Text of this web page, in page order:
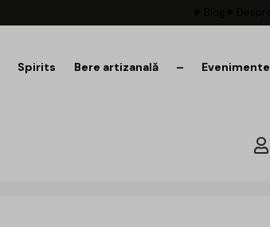
Spirits Bere artizanală – Evenimente